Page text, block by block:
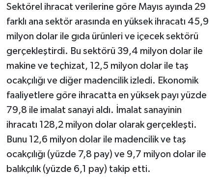
Sektörel ihracat verilerine göre Mayıs ayında 29
farklı ana sektör arasında en yüksek ihracatı 45,9
milyon dolar ile gıda ürünleri ve içecek sektörü
gerçekleştirdi. Bu sektörü 39,4 milyon dolar ile
makine ve teçhizat, 12,5 milyon dolar ile taş
ocakçılığı ve diğer madencilik izledi. Ekonomik
faaliyetlere göre ihracatta en yüksek payı yüzde
79,8 ile imalat sanayi aldı. İmalat sanayinin
ihracatı 128,2 milyon dolar olarak gerçekleşti.
Bunu 12,6 milyon dolar ile madencilik ve taş
ocakçılığı (yüzde 7,8 pay) ve 9,7 milyon dolar ile
balıkçılık (yüzde 6,1 pay) takip etti.